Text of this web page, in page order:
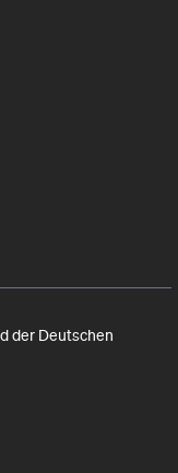
der Deutschen